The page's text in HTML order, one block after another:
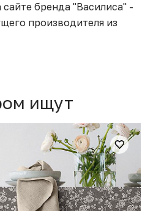
бренда "Василиса" -
производителя из
ищут